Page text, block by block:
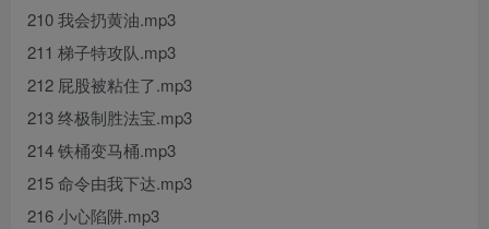
210 我会扔黄油.mp3
211 梯子特攻队.mp3
212 屁股被粘住了.mp3
213 终极制胜法宝.mp3
214 铁桶变马桶.mp3
215 命令由我下达.mp3
216 小心陷阱.mp3